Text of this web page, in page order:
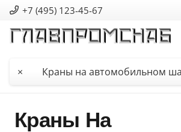
+7 (495) 123-45-67
× Краны на автомобильном
Краны На